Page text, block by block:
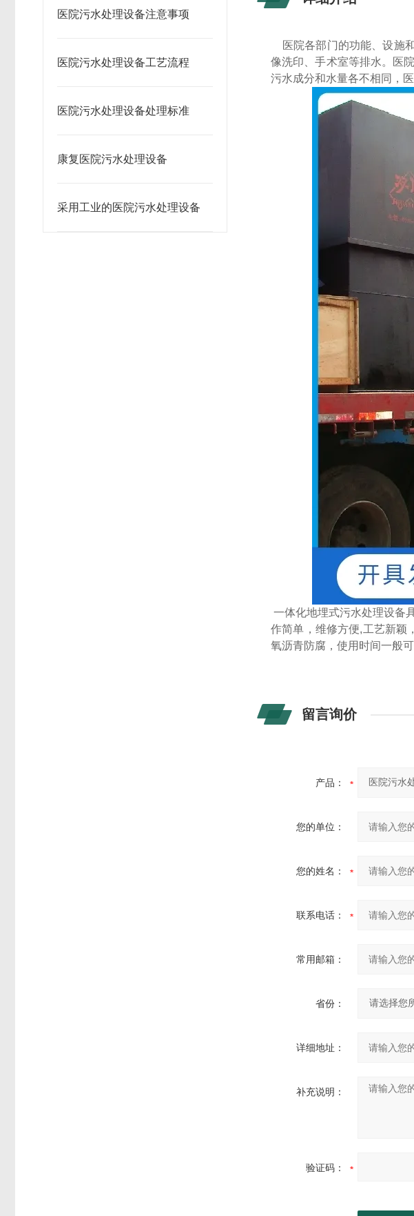
医院污水处理设备注意事项
医院污水处理设备工艺流程
医院污水处理设备处理标准
康复医院污水处理设备
采用工业的医院污水处理设备
医院各部门的功能、设施
像洗印、手术室等排水。医
污水成分和水量各不相同，
一体化地埋式污水处理设备
作简单，维修方便,工艺新颖
氧沥青防腐，使用时间一般可
留言询价
产品：
您的单位：
您的姓名：
联系电话：
常用邮箱：
省份：
详细地址：
补充说明：
验证码：